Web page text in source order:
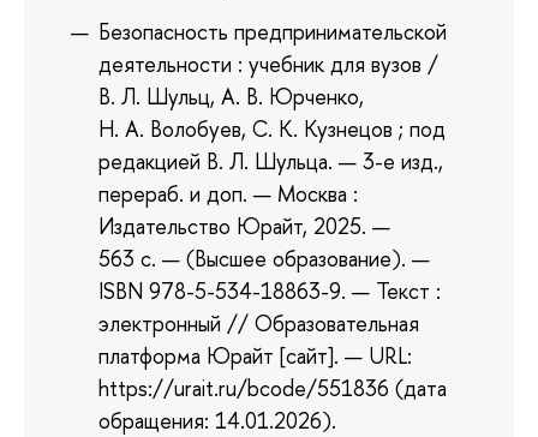
Безопасность предпринимательской
деятельности : учебник для вузов /
В. Л. Шульц, А. В. Юрченко,
Н. А. Волобуев, С. К. Кузнецов ; под
редакцией В. Л. Шульца. — 3-е изд.,
перераб. и доп. — Москва :
Издательство Юрайт, 2025. —
563 с. — (Высшее образование). —
ISBN 978-5-534-18863-9. — Текст :
электронный // Образовательная
платформа Юрайт [сайт]. — URL:
https://urait.ru/bcode/551836 (дата
обращения: 14.01.2026).